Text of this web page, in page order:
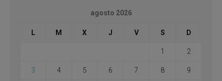
agosto 2026
L M X J V S D
1 2
3 4 5 6 7 8 9